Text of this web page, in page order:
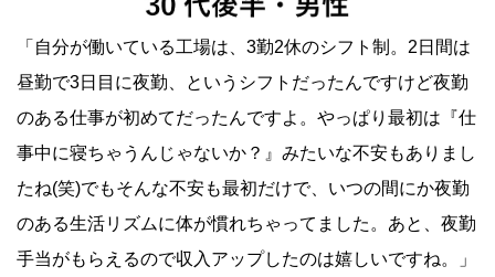
「自分が働いている工場は、3勤2休のシフト制。2日間は
昼勤で3日目に夜勤、というシフトだったんですけど夜勤
のある仕事が初めてだったんですよ。やっぱり最初は『仕
事中に寝ちゃうんじゃないか？』みたいな不安もありまし
たね(笑)でもそんな不安も最初だけで、いつの間にか夜勤
のある生活リズムに体が慣れちゃってました。あと、夜勤
手当がもらえるので収入アップしたのは嬉しいですね。」